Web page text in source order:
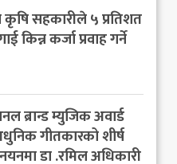
कृषि सहकारीले ५ प्रतिशत
किन्न कर्जा प्रवाह गर्ने
ब्रान्ड म्युजिक अवार्ड
गीतकारको शीर्ष
डा .रमिल अधिकारी